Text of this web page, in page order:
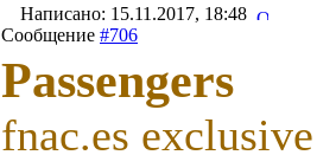
Написано: 15.11.2017, 18:48
Сообщение #706
Passengers
fnac.es exclusive